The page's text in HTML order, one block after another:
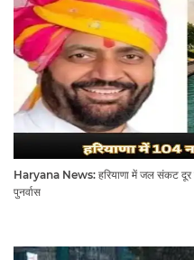
Haryana News: हरियाणा में जल संकट दूर
पुनर्वास